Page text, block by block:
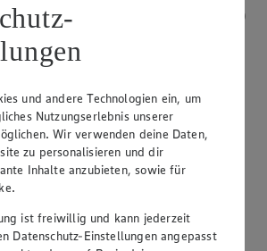
und andere Technologien ein, um
Nutzungserlebnis unserer
Wir verwenden deine Daten,
zu personalisieren und dir
Inhalte anzubieten, sowie für
ist freiwillig und kann jederzeit
Datenschutz-Einstellungen angepasst